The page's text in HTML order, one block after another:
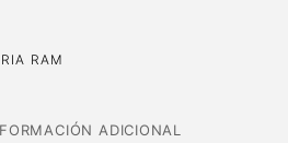
RAM
ADICIONAL